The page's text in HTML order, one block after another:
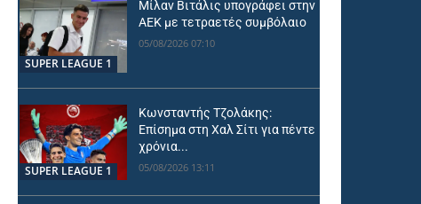
SUPER LEAGUE 1
Μίλαν Βιτάλις υπογράφει στην
ΑΕΚ με τετραετές συμβόλαιο
05/08/2026 07:10
SUPER LEAGUE 1
Κωνσταντής Τζολάκης:
Επίσημα στη Χαλ Σίτι για πέντε
χρόνια...
05/08/2026 13:11